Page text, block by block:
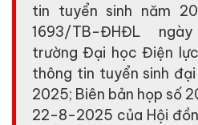
tin tuyển sinh năm
1693/TB-ĐHĐL
trường Đại học Điện
thông tin tuyển sinh
2025; Biên bản họp số
22-8-2025 của Hội